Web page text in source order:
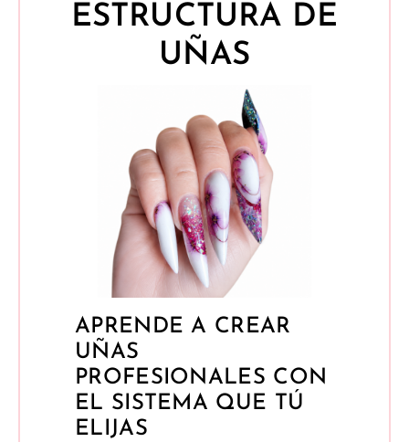
ESTRUCTURA DE
UÑAS
APRENDE A CREAR
UÑAS
PROFESIONALES CON
EL SISTEMA QUE TÚ
ELIJAS